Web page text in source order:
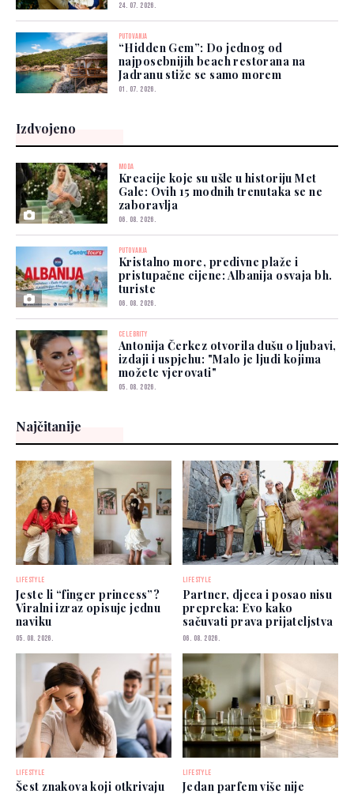
24. 07. 2026.
PUTOVANJA
“Hidden Gem”: Do jednog od
najposebnijih beach restorana na
Jadranu stiže se samo morem
01. 07. 2026.
Izdvojeno
MODA
Kreacije koje su ušle u historiju Met
Gale: Ovih 15 modnih trenutaka se ne
zaboravlja
06. 08. 2026.
PUTOVANJA
Kristalno more, predivne plaže i
pristupačne cijene: Albanija osvaja bh.
turiste
06. 08. 2026.
CELEBRITY
Antonija Čerkez otvorila dušu o ljubavi,
izdaji i uspjehu: "Malo je ljudi kojima
možete vjerovati"
05. 08. 2026.
Najčitanije
LIFESTYLE
Jeste li “finger princess”?
Viralni izraz opisuje jednu
naviku
05. 08. 2026.
LIFESTYLE
Partner, djeca i posao nisu
prepreka: Evo kako
sačuvati prava prijateljstva
06. 08. 2026.
LIFESTYLE
Šest znakova koji otkrivaju
LIFESTYLE
Jedan parfem više nije